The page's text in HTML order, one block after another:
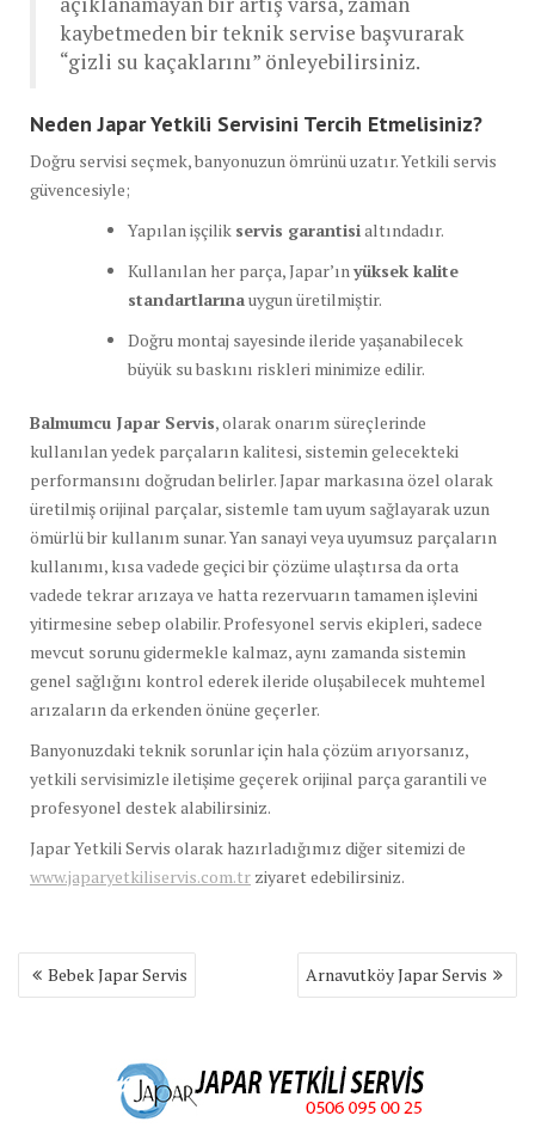
kaybetmeden bir teknik servise başvurarak
“gizli su kaçaklarını” önleyebilirsiniz.
Neden Japar Yetkili Servisini Tercih Etmelisiniz?
Doğru servisi seçmek, banyonuzun ömrünü uzatır. Yetkili servis
güvencesiyle;
Yapılan işçilik servis garantisialtındadır.
Kullanılan her parça, Japar’ın yüksek kalite
standartlarınauygun üretilmiştir.
Doğru montaj sayesinde ileride yaşanabilecek
büyük su baskını riskleri minimize edilir.
Balmumcu Japar Servis, olarak onarım süreçlerinde
kullanılan yedek parçaların kalitesi, sistemin gelecekteki
performansını doğrudan belirler. Japar markasına özel olarak
üretilmiş orijinal parçalar, sistemle tam uyum sağlayarak uzun
ömürlü bir kullanım sunar. Yan sanayi veya uyumsuz parçaların
kullanımı, kısa vadede geçici bir çözüme ulaştırsa da orta
vadede tekrar arızaya ve hatta rezervuarın tamamen işlevini
yitirmesine sebep olabilir. Profesyonel servis ekipleri, sadece
mevcut sorunu gidermekle kalmaz, aynı zamanda sistemin
genel sağlığını kontrol ederek ileride oluşabilecek muhtemel
arızaların da erkenden önüne geçerler.
Banyonuzdaki teknik sorunlar için hala çözüm arıyorsanız,
yetkili servisimizle iletişime geçerek orijinal parça garantili ve
profesyonel destek alabilirsiniz.
Japar Yetkili Servis olarak hazırladığımız diğer sitemizi de
www.japaryetkiliservis.com.tr ziyaret edebilirsiniz.
Yazı
gezinmesi
Bebek Japar Servis Arnavutköy Japar Servis